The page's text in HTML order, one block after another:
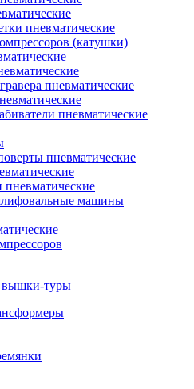
пневматические
(катушки)
пневматические
пневматические
пневматические
пневматические
машины
вышки-туры